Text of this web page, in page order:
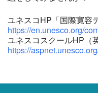
ユネスコHP「国際寛容
https://en.unesco.org/
ユネスコスクールHP（
https://